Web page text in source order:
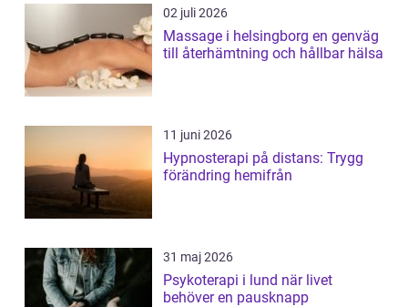
02 juli 2026
Massage i helsingborg en genväg
till återhämtning och hållbar hälsa
11 juni 2026
Hypnosterapi på distans: Trygg
förändring hemifrån
31 maj 2026
Psykoterapi i lund när livet
behöver en pausknapp